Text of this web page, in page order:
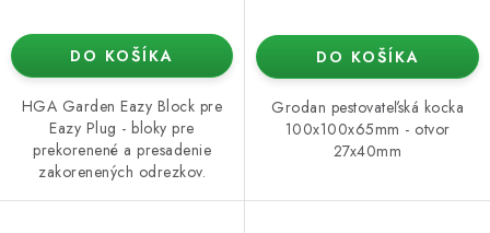
DO KOŠÍKA
HGA Garden Eazy Block pre
Eazy Plug - bloky pre
prekorenené a presadenie
zakorenených odrezkov.
DO KOŠÍKA
Grodan pestovateľská kocka
100x100x65mm - otvor
27x40mm